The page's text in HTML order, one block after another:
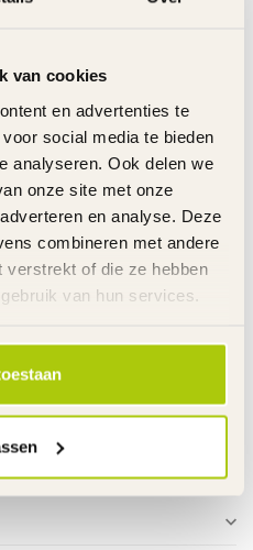
van cookies
en advertenties te
social media te bieden
analyseren. Ook delen we
onze site met onze
en analyse. Deze
combineren met andere
verstrekt of die ze hebben
van hun services.
achter
aluminium
voor en achter
beschermer